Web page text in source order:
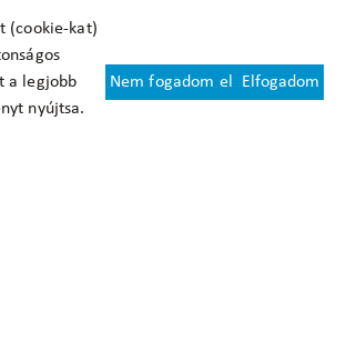
(cookie-kat)
a legjobb
nyújtsa.
Nem fogadom el Elfogadom
Felhasználási feltételek